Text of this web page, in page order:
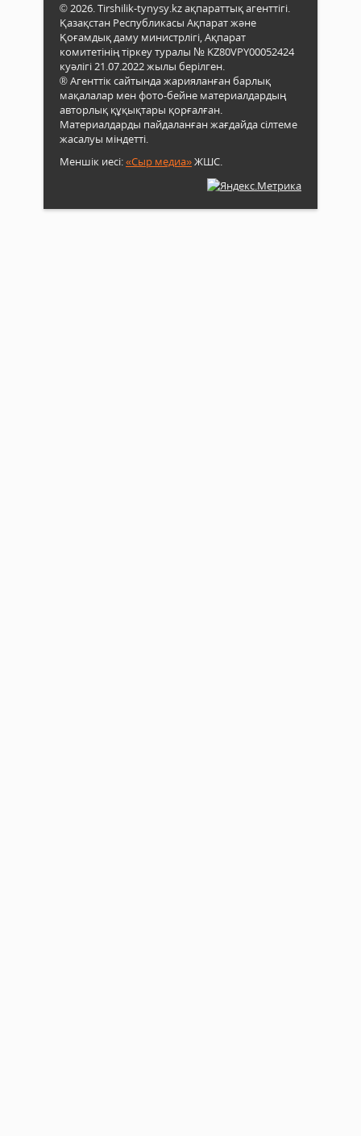
© 2026. Tirshilik-tynysy.kz ақпараттық агенттігі.
Қазақстан Республикасы Ақпарат және
Қоғамдық даму министрлігі, Ақпарат
комитетінің тіркеу туралы № KZ80VPY00052424
куәлігі 21.07.2022 жылы берілген.
® Агенттік сайтында жарияланған барлық
мақалалар мен фото-бейне материалдардың
авторлық құқықтары қорғалған.
Материалдарды пайдаланған жағдайда сілтеме
жасалуы міндетті.
Меншік иесі:«Сыр медиа»ЖШС.